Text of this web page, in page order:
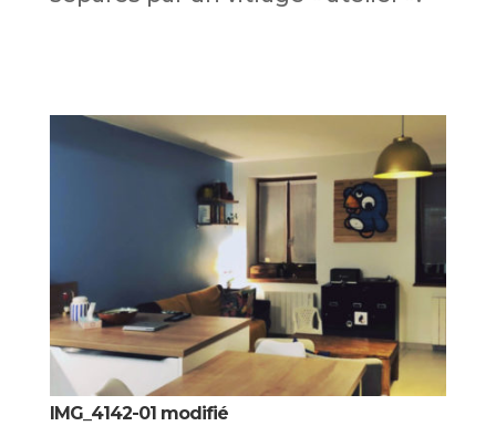
IMG_4142-01 modifié